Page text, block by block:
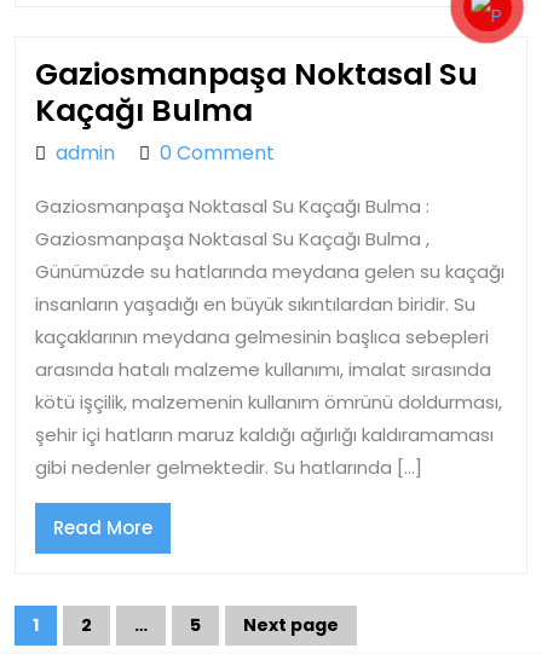
Gaziosmanpaşa Noktasal Su
Kaçağı Bulma
Noktasal
Kaçağı
Bulma
adminadmin0 Comment
Gaziosmanpaşa Noktasal Su Kaçağı Bulma :
Gaziosmanpaşa Noktasal Su Kaçağı Bulma ,
Günümüzde su hatlarında meydana gelen su kaçağı
insanların yaşadığı en büyük sıkıntılardan biridir. Su
kaçaklarının meydana gelmesinin başlıca sebepleri
arasında hatalı malzeme kullanımı, imalat sırasında
kötü işçilik, malzemenin kullanım ömrünü doldurması,
şehir içi hatların maruz kaldığı ağırlığı kaldıramaması
gibi nedenler gelmektedir. Su hatlarında […]
Read MoreRead
More
Yazı
Page
1 Page
2 … Page
5 Next page